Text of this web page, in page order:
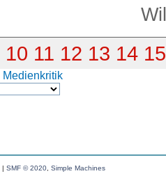
William
10 11 12 13 14 15
Medienkritik
| SMF © 2020 Simple Machines